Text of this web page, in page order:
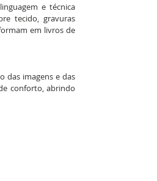
e técnica
tecido, gravuras
em livros de
das imagens e das
conforto, abrindo